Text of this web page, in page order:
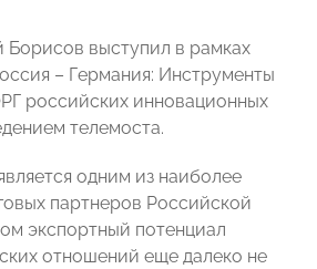
Борисов выступил в рамках
– Германия: Инструменты
российских инновационных
телемоста.
одним из наиболее
партнеров Российской
экспортный потенциал
отношений еще далеко не